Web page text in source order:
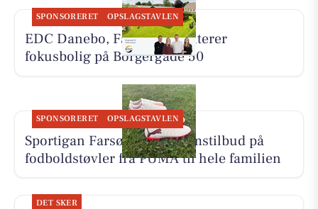
SPONSORERET OPSLAGSTAVLEN
EDC Danebo, Farsø præsenterer
fokusbolig på Borgergade 50
SPONSORERET OPSLAGSTAVLEN
Sportigan Farsø har medlemstilbud på
fodboldstøvler fra PUMA til hele familien
DET SKER